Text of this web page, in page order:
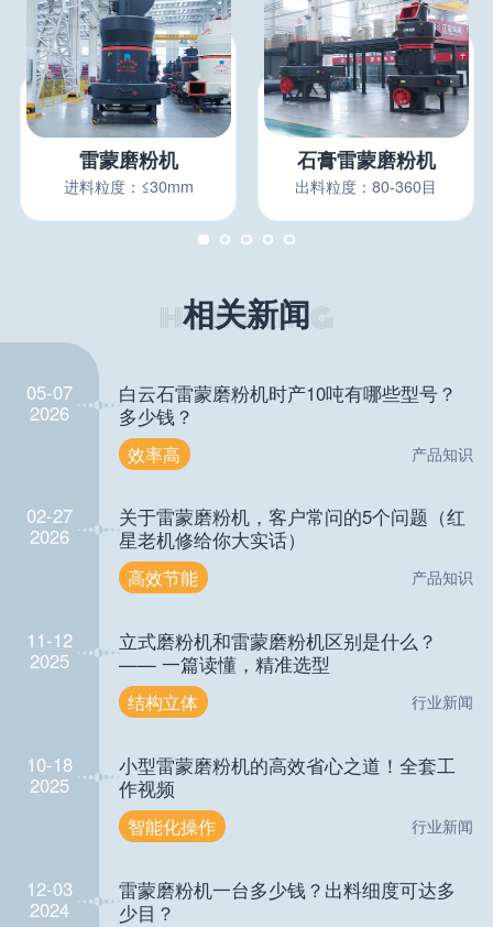
雷蒙磨粉机
进料粒度：≤30mm
石膏雷蒙磨粉机
出料粒度：80-360目
相关新闻
05-07
2026
白云石雷蒙磨粉机时产10吨有哪些型号？
多少钱？
效率高 产品知识
02-27
2026
关于雷蒙磨粉机，客户常问的5个问题（红
星老机修给你大实话）
高效节能 产品知识
11-12
2025
立式磨粉机和雷蒙磨粉机区别是什么？
—— 一篇读懂，精准选型
结构立体 行业新闻
10-18
2025
小型雷蒙磨粉机的高效省心之道！全套工
作视频
智能化操作 行业新闻
12-03
2024
雷蒙磨粉机一台多少钱？出料细度可达多
少目？